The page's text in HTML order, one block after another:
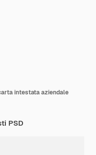
intestata aziendale
PSD